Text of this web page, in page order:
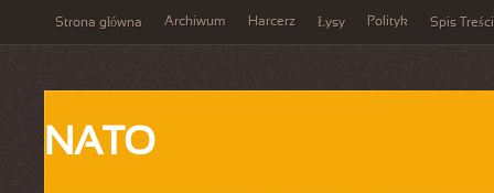
Strona główna Archiwum Harcerz Łysy Polityk Spis Treści
NATO